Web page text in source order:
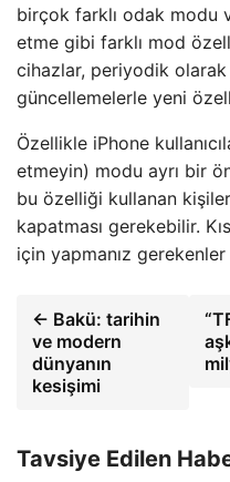
birçok farklı odak modu
etme gibi farklı mod
cihazlar, periyodik
güncellemelerle yeni
Özellikle iPhone
etmeyin) modu ayrı bir
bu özelliği kullanan
kapatması gerekebilir.
için yapmanız
← Bakü: tarihin
ve modern
dünyanın
kesişimi
Tavsiye Edilen